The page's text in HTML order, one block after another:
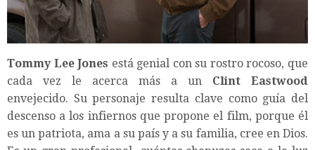
Tommy Lee Jones está genial con su rostro rocoso, que
cada vez le acerca más a un Clint Eastwood
envejecido. Su personaje resulta clave como guía del
descenso a los infiernos que propone el film, porque él
es un patriota, ama a su país y a su familia, cree en Dios.